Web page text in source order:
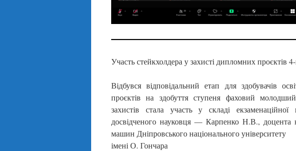
Участь стейкхолдера у захисті дипломних проєктів
Відбувся відповідальний етап для здобувачів
проєктів на здобуття ступеня фаховий
захистів стала участь у складі екзаменаційної
досвідченого науковця — Карпенко Н.В., доцента
машин Дніпровського національного університету
імені О. Гончара